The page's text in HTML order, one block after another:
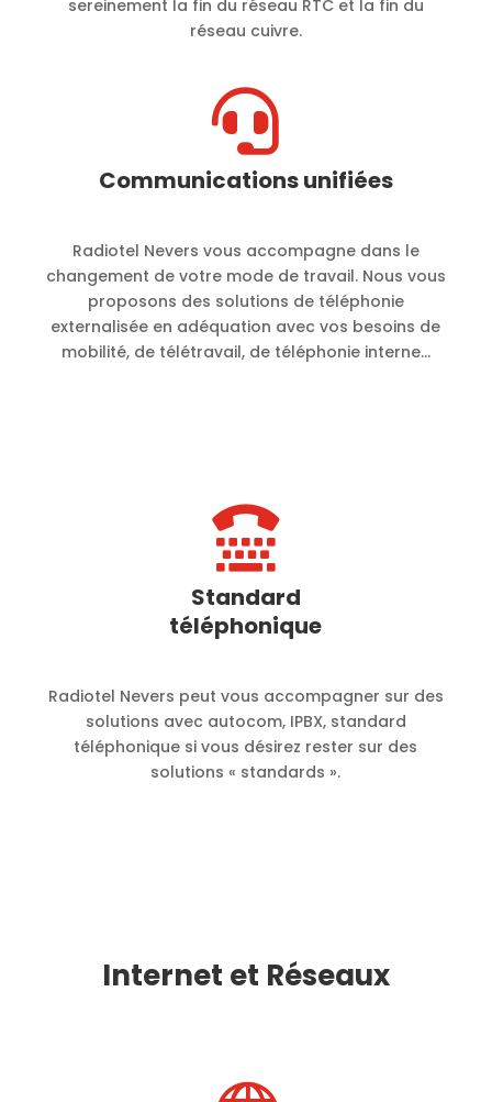
sereinement la fin du réseau RTC et la fin du
réseau cuivre.

Communications unifiées
Radiotel Nevers vous accompagne dans le
changement de votre mode de travail. Nous vous
proposons des solutions de téléphonie
externalisée en adéquation avec vos besoins de
mobilité, de télétravail, de téléphonie interne…

Standard
téléphonique
Radiotel Nevers peut vous accompagner sur des
solutions avec autocom, IPBX, standard
téléphonique si vous désirez rester sur des
solutions « standards ».
Internet et Réseaux